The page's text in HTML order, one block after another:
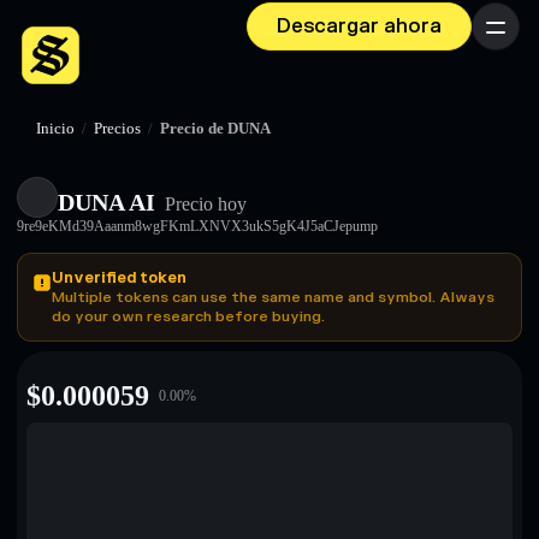
Descargar ahora Menú
Inicio / Precios / Precio de DUNA
DUNA AI Precio hoy
9re9eKMd39Aaanm8wgFKmLXNVX3ukS5gK4J5aCJepump
Unverified token
Multiple tokens can use the same name and symbol. Always
do your own research before buying.
$0.000059 0.00%